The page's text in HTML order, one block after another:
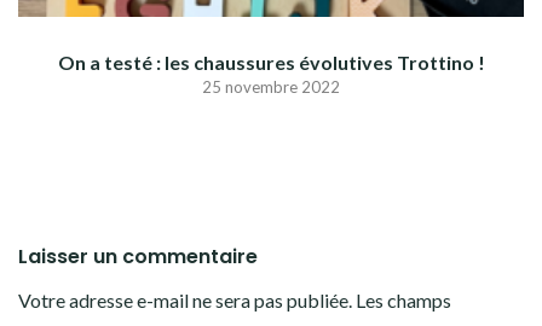
On a testé : les chaussures évolutives Trottino !
25 novembre 2022
Laisser un commentaire
Votre adresse e-mail ne sera pas publiée. Les champs